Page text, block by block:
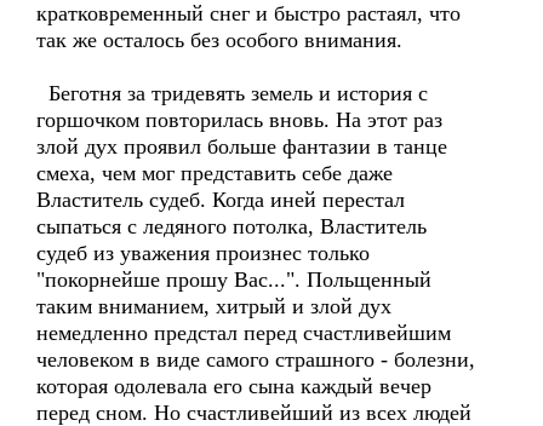
кратковременный снег и быстро растаял, что
так же осталось без особого внимания.
Беготня за тридевять земель и история с
горшочком повторилась вновь. На этот раз
злой дух проявил больше фантазии в танце
смеха, чем мог представить себе даже
Властитель судеб. Когда иней перестал
сыпаться с ледяного потолка, Властитель
судеб из уважения произнес только
"покорнейше прошу Вас...". Польщенный
таким вниманием, хитрый и злой дух
немедленно предстал перед счастливейшим
человеком в виде самого страшного - болезни,
которая одолевала его сына каждый вечер
перед сном. Но счастливейший из всех людей